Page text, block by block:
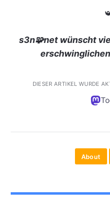
s3n🧩net wünscht
DIESER ARTIKEL WURDE
About